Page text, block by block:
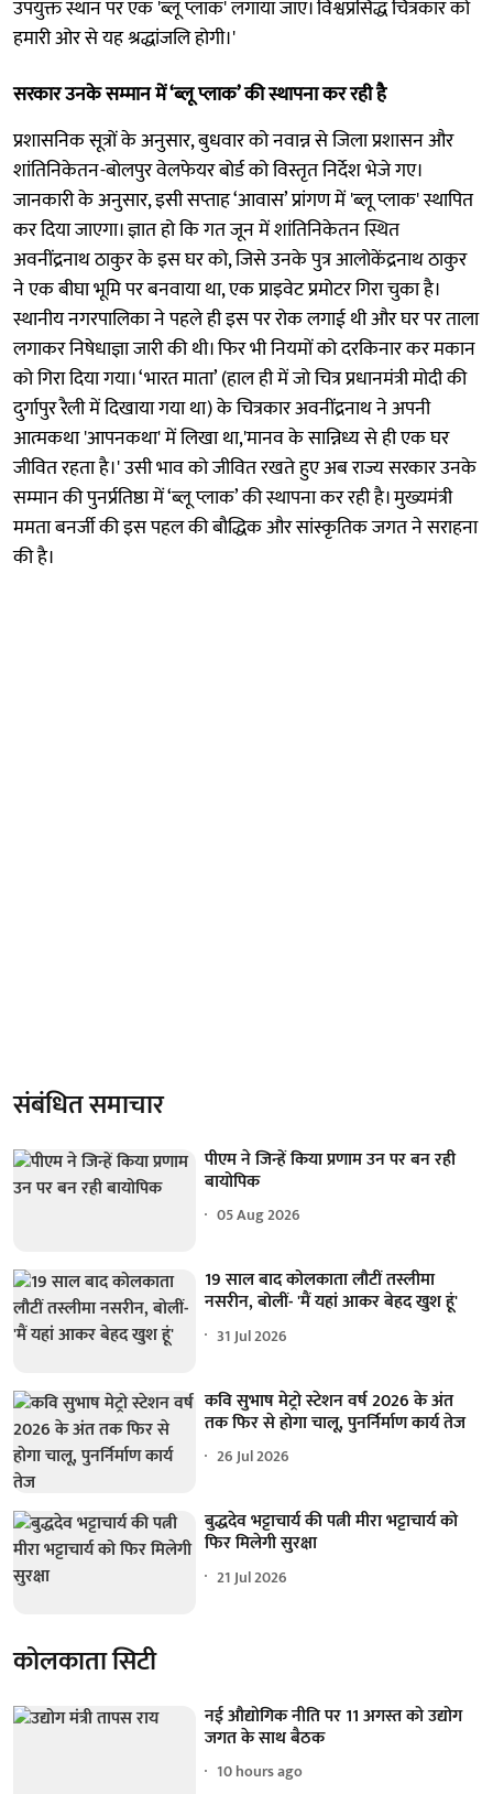
उपयुक्त स्थान पर एक 'ब्लू प्लाक' लगाया जाए। विश्वप्रसिद्ध चित्रकार को
हमारी ओर से यह श्रद्धांजलि होगी।'
सरकार उनके सम्मान में ‘ब्लू प्लाक’ की स्थापना कर रही है
प्रशासनिक सूत्रों के अनुसार, बुधवार को नवान्न से जिला प्रशासन और
शांतिनिकेतन-बोलपुर वेलफेयर बोर्ड को विस्तृत निर्देश भेजे गए।
जानकारी के अनुसार, इसी सप्ताह ‘आवास’ प्रांगण में 'ब्लू प्लाक' स्थापित
कर दिया जाएगा। ज्ञात हो कि गत जून में शांतिनिकेतन स्थित
अवनींद्रनाथ ठाकुर के इस घर को, जिसे उनके पुत्र आलोकेंद्रनाथ ठाकुर
ने एक बीघा भूमि पर बनवाया था, एक प्राइवेट प्रमोटर गिरा चुका है।
स्थानीय नगरपालिका ने पहले ही इस पर रोक लगाई थी और घर पर ताला
लगाकर निषेधाज्ञा जारी की थी। फिर भी नियमों को दरकिनार कर मकान
को गिरा दिया गया। ‘भारत माता’ (हाल ही में जो चित्र प्रधानमंत्री मोदी की
दुर्गापुर रैली में दिखाया गया था) के चित्रकार अवनींद्रनाथ ने अपनी
आत्मकथा 'आपनकथा' में लिखा था,'मानव के सान्निध्य से ही एक घर
जीवित रहता है।' उसी भाव को जीवित रखते हुए अब राज्य सरकार उनके
सम्मान की पुनर्प्रतिष्ठा में ‘ब्लू प्लाक’ की स्थापना कर रही है। मुख्यमंत्री
ममता बनर्जी की इस पहल की बौद्धिक और सांस्कृतिक जगत ने सराहना
की है।
संबंधित समाचार
पीएम ने जिन्हें किया प्रणाम उन पर बन रही
बायोपिक
05 Aug 2026
19 साल बाद कोलकाता लौटीं तस्लीमा
नसरीन, बोलीं- 'मैं यहां आकर बेहद खुश हूं'
31 Jul 2026
कवि सुभाष मेट्रो स्टेशन वर्ष 2026 के अंत
तक फिर से होगा चालू, पुनर्निर्माण कार्य तेज
26 Jul 2026
बुद्धदेव भट्टाचार्य की पत्नी मीरा भट्टाचार्य को
फिर मिलेगी सुरक्षा
21 Jul 2026
कोलकाता सिटी
नई औद्योगिक नीति पर 11 अगस्त को उद्योग
जगत के साथ बैठक
10 hours ago